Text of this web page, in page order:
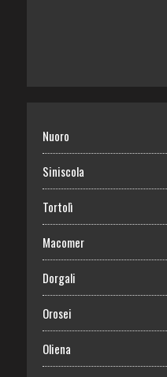
Nuoro
Siniscola
Tortolì
Macomer
Dorgali
Orosei
Oliena